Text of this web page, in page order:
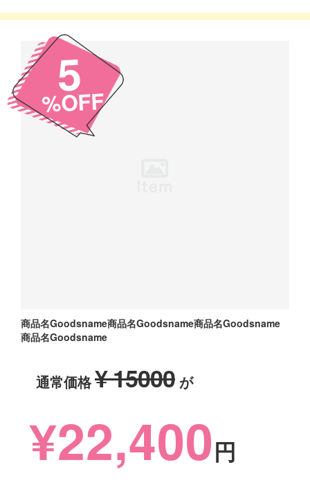
5
%OFF
商品名Goodsname商品名Goodsname商品名Goodsname
商品名Goodsname
通常価格¥ 15000 が
¥22,400円